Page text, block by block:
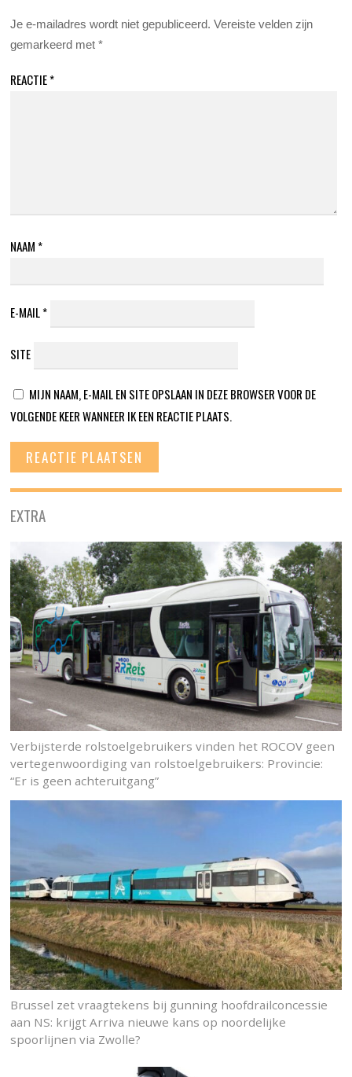
Je e-mailadres wordt niet gepubliceerd. Vereiste velden zijn
gemarkeerd met*
REACTIE*
NAAM *
E-MAIL*
SITE
MIJN NAAM, E-MAIL EN SITE OPSLAAN IN DEZE BROWSER VOOR DE
VOLGENDE KEER WANNEER IK EEN REACTIE PLAATS.
EXTRA
Verbijsterde rolstoelgebruikers vinden het ROCOV geen
vertegenwoordiging van rolstoelgebruikers: Provincie:
“Er is geen achteruitgang”
Brussel zet vraagtekens bij gunning hoofdrailconcessie
aan NS: krijgt Arriva nieuwe kans op noordelijke
spoorlijnen via Zwolle?